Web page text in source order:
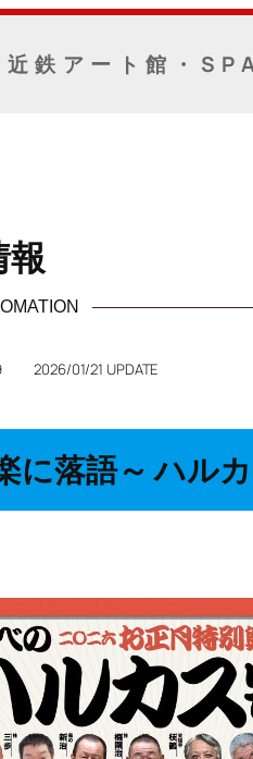
近鉄アート館・
報
2026/01/21 UPDATE
に落語～ ハル